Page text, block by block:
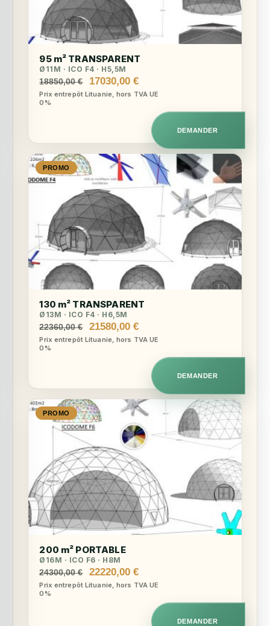
95 m² TRANSPARENT
Ø11M · ICO F4 · H5,5M
18850,00€
Le
prix
17030,00€Le
prix
est :
17030,00 €.
Prix entrepôt Lituanie, hors TVA UE
0%
DEMANDER
PROMO
130 m² TRANSPARENT
Ø13M · ICO F4 · H6,5M
22360,00€
Le
prix
21580,00€Le
prix
est :
21580,00 €.
Prix entrepôt Lituanie, hors TVA UE
0%
DEMANDER
PROMO
200 m² PORTABLE
Ø16M · ICO F6 · H8M
24300,00€
Le
prix
22220,00€Le
prix
est :
22220,00 €.
Prix entrepôt Lituanie, hors TVA UE
0%
DEMANDER